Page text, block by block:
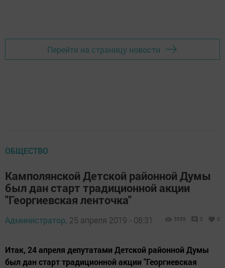
Перейти на страницу новости
ОБЩЕСТВО
Камполянской Детской районной Думы
был дан старт традиционной акции
"Георгиевская ленточка"
Администратор, 25 апреля 2019 - 08:31 5559 0 0
Итак, 24 апреля депутатами Детской районной Думы
был дан старт традиционной акции "Георгиевская